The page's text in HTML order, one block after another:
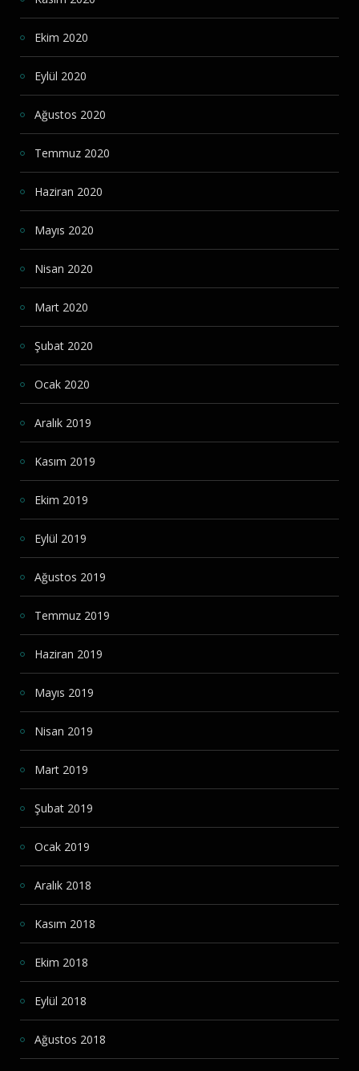
Ekim 2020
Eylül 2020
Ağustos 2020
Temmuz 2020
Haziran 2020
Mayıs 2020
Nisan 2020
Mart 2020
Şubat 2020
Ocak 2020
Aralık 2019
Kasım 2019
Ekim 2019
Eylül 2019
Ağustos 2019
Temmuz 2019
Haziran 2019
Mayıs 2019
Nisan 2019
Mart 2019
Şubat 2019
Ocak 2019
Aralık 2018
Kasım 2018
Ekim 2018
Eylül 2018
Ağustos 2018